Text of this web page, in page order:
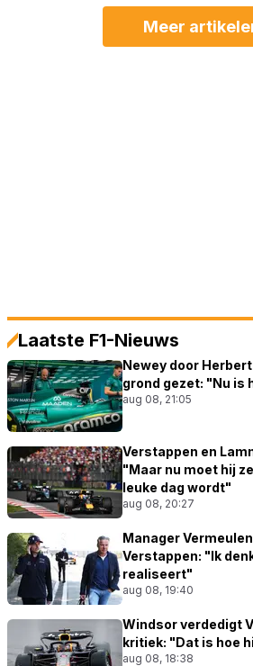
Meer
Laatste F1-Nieuws
Newey door
grond gezet: "Nu is
aug 08, 21:05
Verstappen en
"Maar nu moet hij
leuke dag wordt"
aug 08, 20:27
Manager
Verstappen: "Ik
realiseert"
aug 08, 19:40
Windsor verdedigt
kritiek: "Dat is hoe
aug 08, 18:38